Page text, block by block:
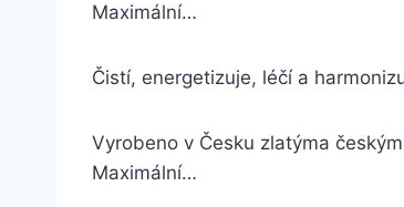
Maximální…
Čistí, energetizuje, léčí a
Vyrobeno v Česku zlatýma
Maximální…